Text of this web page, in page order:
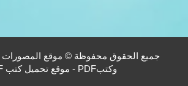
جميع الحقوق محفوظة © موقع
وكتبPDF - موقع تحميل كتب PDF